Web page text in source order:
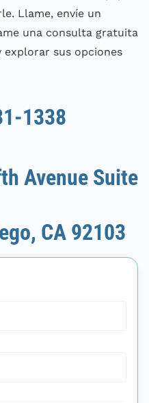
Llame, envíe un
una consulta gratuita
explorar sus opciones
1338
Avenue Suite
CA 92103